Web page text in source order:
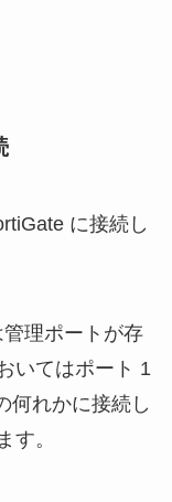
に接続し
理ポートが存
いてはポート 1
何れかに接続し
す。